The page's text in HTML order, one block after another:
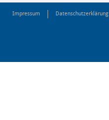
Impressum Datenschutzerklärung